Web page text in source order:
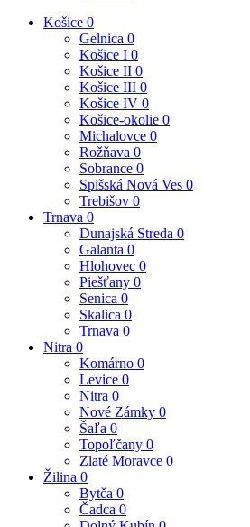
Košice 0
Gelnica 0
Košice I 0
Košice II 0
Košice III 0
Košice IV 0
Košice-okolie 0
Michalovce 0
Rožňava 0
Sobrance 0
Spišská Nová Ves 0
Trebišov 0
Trnava 0
Dunajská Streda 0
Galanta 0
Hlohovec 0
Piešťany 0
Senica 0
Skalica 0
Trnava 0
Nitra 0
Komárno 0
Levice 0
Nitra 0
Nové Zámky 0
Šaľa 0
Topoľčany 0
Zlaté Moravce 0
Žilina 0
Bytča 0
Čadca 0